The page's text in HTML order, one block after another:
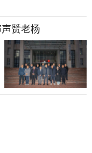
赞老杨